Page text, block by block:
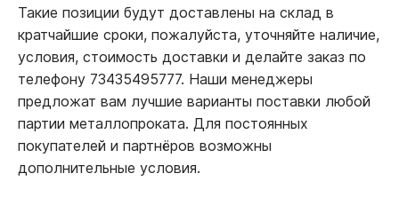
Такие позиции будут доставлены на склад в
кратчайшие сроки, пожалуйста, уточняйте наличие,
условия, стоимость доставки и делайте заказ по
телефону 73435495777. Наши менеджеры
предложат вам лучшие варианты поставки любой
партии металлопроката. Для постоянных
покупателей и партнёров возможны
дополнительные условия.